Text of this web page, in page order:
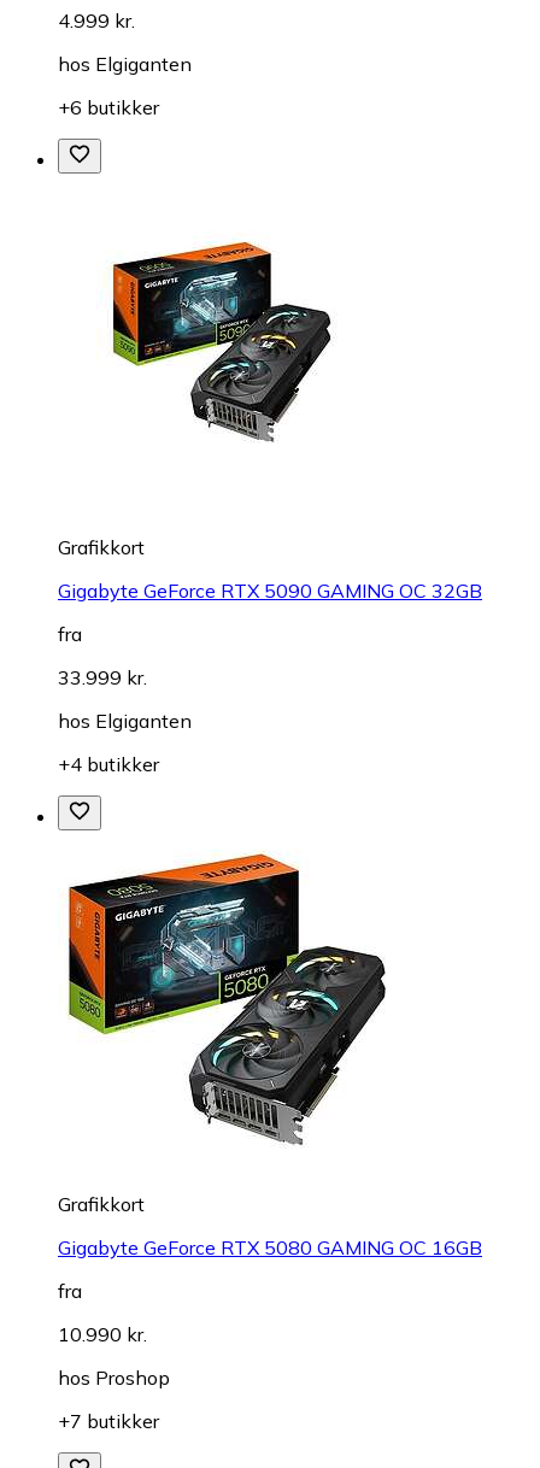
4.999 kr.
hos Elgiganten
+6 butikker
Grafikkort
Gigabyte GeForce RTX 5090 GAMING OC 32GB
fra
33.999 kr.
hos Elgiganten
+4 butikker
Grafikkort
Gigabyte GeForce RTX 5080 GAMING OC 16GB
fra
10.990 kr.
hos Proshop
+7 butikker